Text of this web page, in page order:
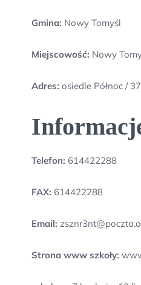
Gmina: Nowy Tomyśl
Miejscowość: Nowy
Adres: osiedle Północ /
Telefon: 614422288
FAX: 614422288
Email:
Strona www szkoły: